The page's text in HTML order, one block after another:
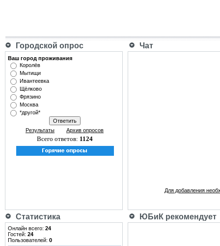
Городской опрос Чат
Ваш город проживания
Королёв
Мытищи
Ивантеевка
Щёлково
Фрязино
Москва
*другой*
Результаты Архив опросов
Всего ответов: 1124
Для добавления
Статистика ЮБиК рекомендует
Онлайн всего: 24
Гостей: 24
Пользователей: 0